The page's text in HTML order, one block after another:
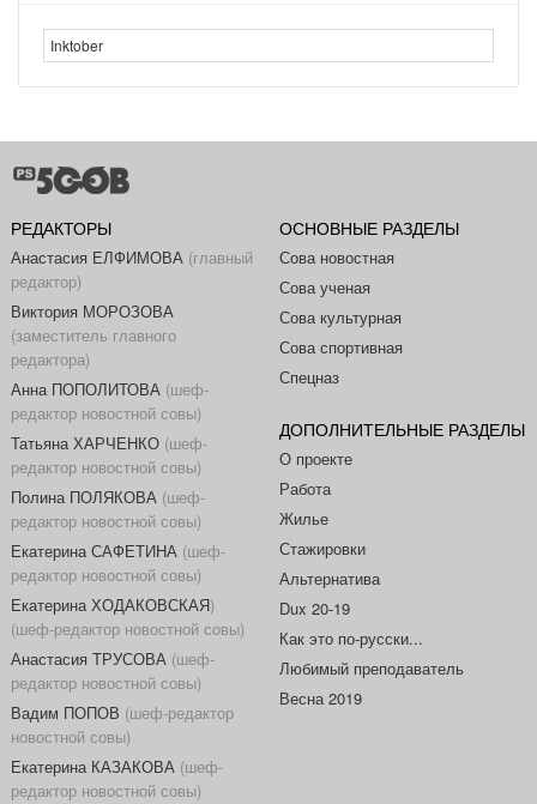
РЕДАКТОРЫ
Анастасия ЕЛФИМОВА(главный
редактор)
Виктория МОРОЗОВА
(заместитель главного
редактора)
Анна ПОПОЛИТОВА(шеф-
редактор новостной совы)
Татьяна ХАРЧЕНКО(шеф-
редактор новостной совы)
Полина ПОЛЯКОВА(шеф-
редактор новостной совы)
Екатерина САФЕТИНА(шеф-
редактор новостной совы)
Екатерина ХОДАКОВСКАЯ)
(шеф-редактор новостной совы)
Анастасия ТРУСОВА(шеф-
редактор новостной совы)
Вадим ПОПОВ (шеф-редактор
новостной совы)
Екатерина КАЗАКОВА(шеф-
редактор новостной совы)
ОСНОВНЫЕ РАЗДЕЛЫ
Сова новостная
Сова ученая
Сова культурная
Сова спортивная
Спецназ
ДОПОЛНИТЕЛЬНЫЕ РАЗДЕЛЫ
О проекте
Работа
Жилье
Стажировки
Альтернатива
Dux 20-19
Как это по-русски...
Любимый преподаватель
Весна 2019